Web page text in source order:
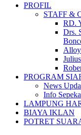
PROFIL
STAFF &
RD.
Drs.
PROGRAM
News
Info
LAMPUNG
BIAYA IKLAN
POTRET